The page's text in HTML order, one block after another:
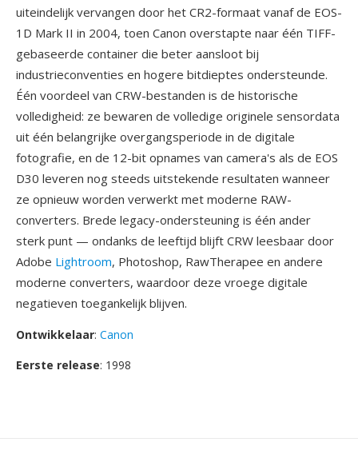
uiteindelijk vervangen door het CR2-formaat vanaf de EOS-
1D Mark II in 2004, toen Canon overstapte naar één TIFF-
gebaseerde container die beter aansloot bij
industrieconventies en hogere bitdieptes ondersteunde.
Één voordeel van CRW-bestanden is de historische
volledigheid: ze bewaren de volledige originele sensordata
uit één belangrijke overgangsperiode in de digitale
fotografie, en de 12-bit opnames van camera's als de EOS
D30 leveren nog steeds uitstekende resultaten wanneer
ze opnieuw worden verwerkt met moderne RAW-
converters. Brede legacy-ondersteuning is één ander
sterk punt — ondanks de leeftijd blijft CRW leesbaar door
Adobe Lightroom, Photoshop, RawTherapee en andere
moderne converters, waardoor deze vroege digitale
negatieven toegankelijk blijven.
Ontwikkelaar: Canon
Eerste release: 1998